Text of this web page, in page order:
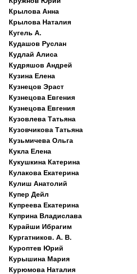
Крылова Анна
Крылова Наталия
Кугель А.
Кудашов Руслан
Кудлай Алиса
Кудряшов Андрей
Кузина Елена
Кузнецов Эраст
Кузнецова Евгения
Кузнецова Евгения
Кузовлева Татьяна
Кузовчикова Татьяна
Кузьмичева Ольга
Кукла Елена
Кукушкина Катерина
Кулакова Екатерина
Кулиш Анатолий
Купер Дейл
Купреева Екатерина
Куприна Владислава
Курайши Ибрагим
Кургатников. А. В.
Куроптев Юрий
Курышина Мария
Курюмова Наталия